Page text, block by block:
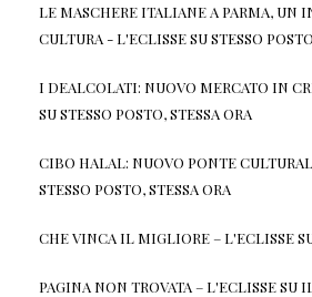
LE MASCHERE ITALIANE A PARMA, UN
CULTURA - L'ECLISSESUSTESSO
I DEALCOLATI: NUOVO MERCATO IN
SUSTESSO POSTO, STESSA ORA
CIBO HALAL: NUOVO PONTE
STESSO POSTO, STESSA ORA
CHE VINCA IL MIGLIORE – L'ECLISSE
PAGINA NON TROVATA – L'ECLISSESU